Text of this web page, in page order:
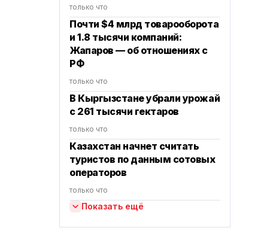
только что
Почти $4 млрд товарооборота
и 1.8 тысячи компаний:
Жапаров — об отношениях с
РФ
только что
В Кыргызстане убрали урожай
с 261 тысячи гектаров
только что
Казахстан начнет считать
туристов по данным сотовых
операторов
только что
Показать ещё